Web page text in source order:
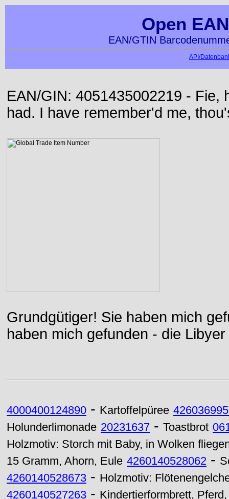
Open
EAN/GTIN
API/
EAN/GIN: 4051435002219 - Fie,
had. I have remember'd me,
Grundgütiger! Sie haben mich
haben mich gefunden - die
4000400124890 - Kartoffelpüree
Holunderlimonade 20231637 - Toastbrot
Holzmotiv: Storch mit Baby, in Wolken
15 Gramm, Ahorn, Eule 4260140528062 -
4260140528673 - Holzmotiv:
4260140527263 - Kindertierformbrett,